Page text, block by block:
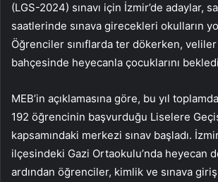
(LGS-2024) sınavı için İzmir’de adaylar,
saatlerinde sınava girecekleri okulların
Öğrenciler sınıflarda ter dökerken,
bahçesinde heyecanla çocuklarını
MEB’in açıklamasına göre, bu yıl
192 öğrencinin başvurduğu Liselere
kapsamındaki merkezi sınav başladı.
ilçesindeki Gazi Ortaokulu’nda heyecan
ardından öğrenciler, kimlik ve sınava